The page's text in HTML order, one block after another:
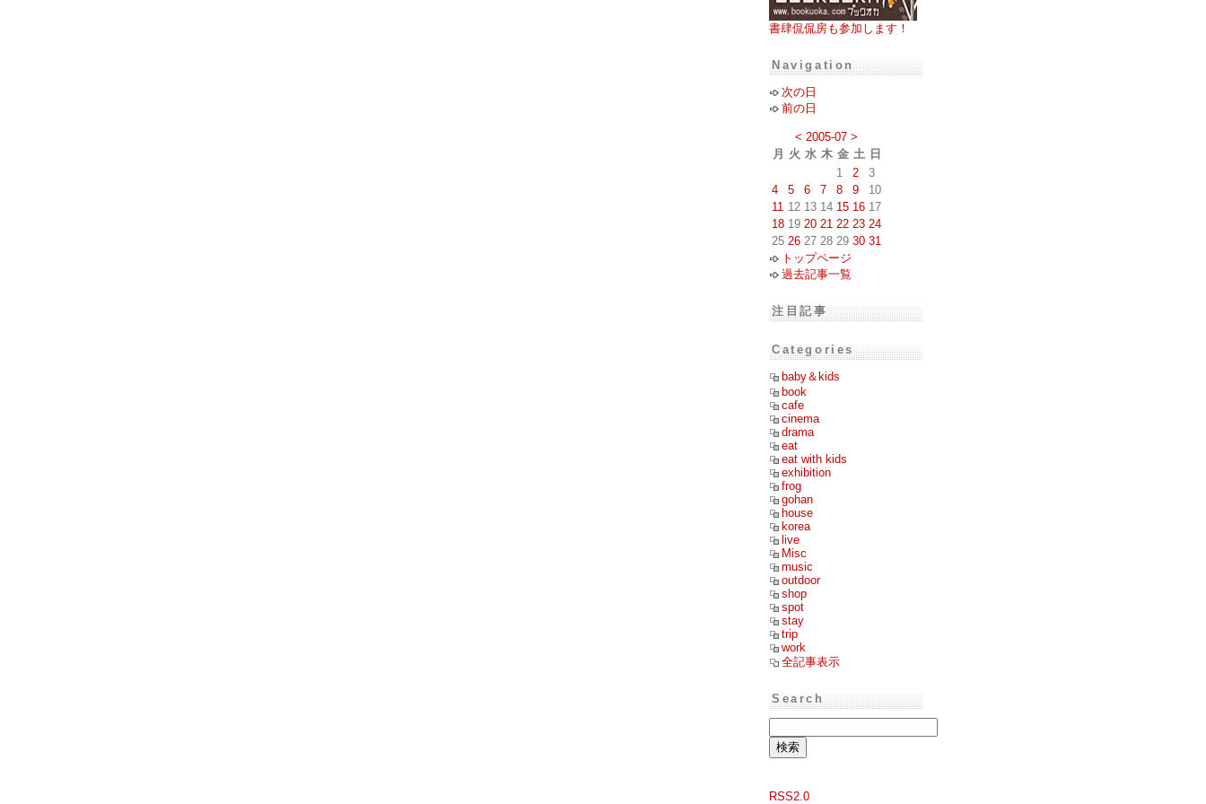
書肆侃侃房も参加します！
Navigation
次の日
前の日
< 2005-07 >
月
火 水 木 金 土 日
1
2
3
4
5 6 7 8 9
10
11 12 13 14 15 16 17
18 19 20 21 22 23 24
25 26 27 28 29 30 31
トップページ
過去記事一覧
注目記事
Categories
baby＆kids
book
cafe
cinema
drama
eat
eat with kids
exhibition
frog
gohan
house
korea
live
Misc
music
outdoor
shop
spot
stay
trip
work
全記事表示
Search
RSS2.0